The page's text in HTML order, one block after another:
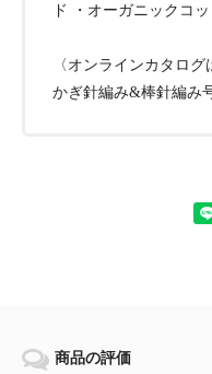
ド ・オーガニックコ
〈オンラインカタログ
かぎ針編み&棒針編み
商品の評価